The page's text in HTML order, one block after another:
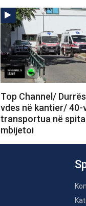
Top Channel/
vdes në kantier/ 40-
transportua në
mbijetoi